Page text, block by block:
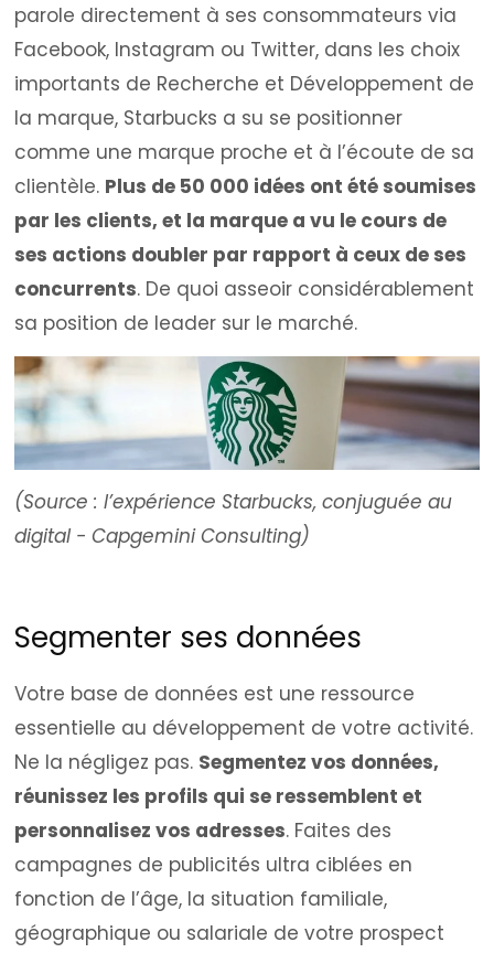
parole directement à ses consommateurs via
Facebook, Instagram ou Twitter, dans les choix
importants de Recherche et Développement de
la marque, Starbucks a su se positionner
comme une marque proche et à l’écoute de sa
clientèle. Plus de 50 000 idées ont été soumises
par les clients, et la marque a vu le cours de
ses actions doubler par rapport à ceux de ses
concurrents. De quoi asseoir considérablement
sa position de leader sur le marché.
(Source : l’expérience Starbucks, conjuguée au
digital - Capgemini Consulting)
Segmenter ses données
Votre base de données est une ressource
essentielle au développement de votre activité.
Ne la négligez pas. Segmentez vos données,
réunissez les profils qui se ressemblent et
personnalisez vos adresses. Faites des
campagnes de publicités ultra ciblées en
fonction de l’âge, la situation familiale,
géographique ou salariale de votre prospect